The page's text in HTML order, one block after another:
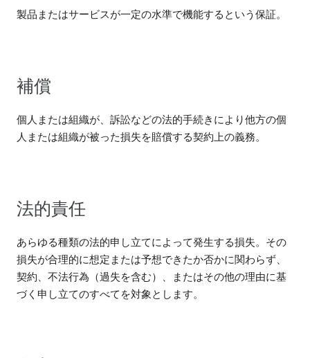
製品またはサービスが一定の水準で機能するという保証。
補償
個人または組織が、訴訟などの法的手続きにより他方の個
人または組織が被った損失を賠償する契約上の義務。
法的責任
あらゆる種類の法的申し立てによって発生する損失。その
損失が合理的に想定または予想できたか否かに関わらず、
契約、不法行為（過失を含む）、またはその他の理由に基
づく申し立てのすべてを対象とします。